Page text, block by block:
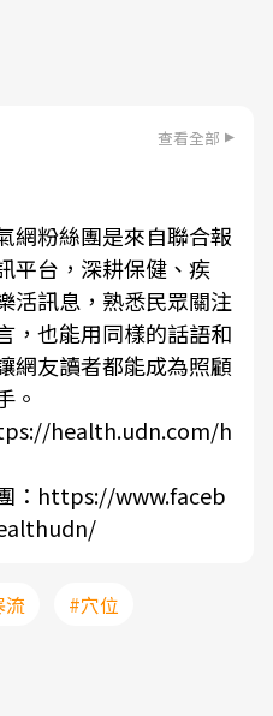
查看全部
網粉絲團是來自聯合報
平台，深耕保健、疾
活訊息，熟悉民眾關注
，也能用同樣的話語和
網友讀者都能成為照顧
。
health.udn.com/h
： https://www.faceb
流 #穴位